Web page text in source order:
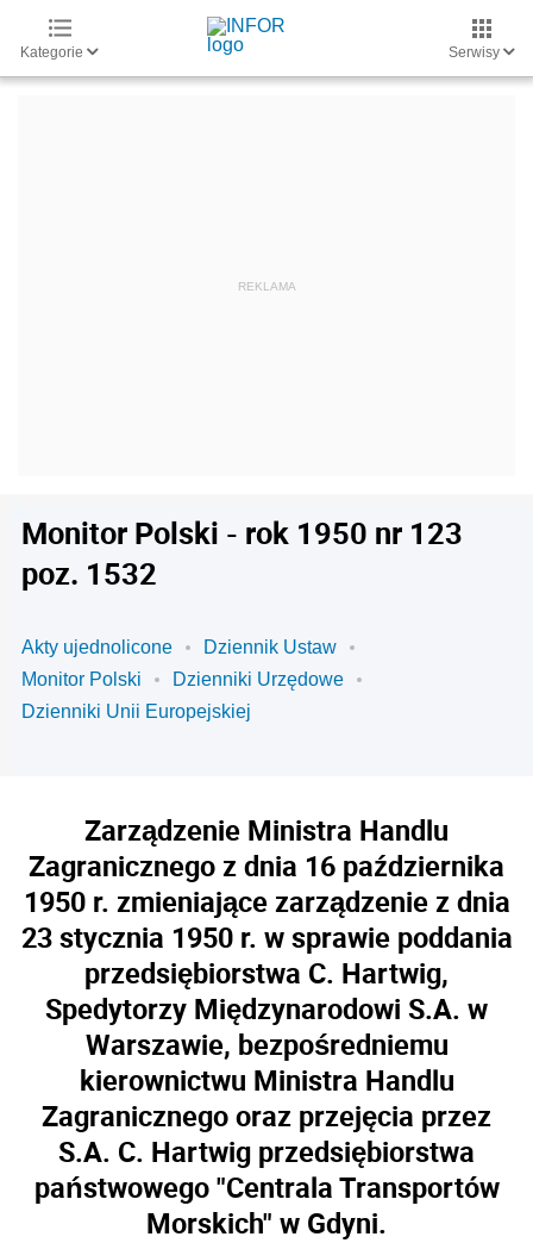
Kategorie Serwisy
Monitor Polski - rok 1950 nr 123
poz. 1532
Akty ujednolicone
Dziennik Ustaw
Monitor Polski
Dzienniki Urzędowe
Dzienniki Unii Europejskiej
Zarządzenie Ministra Handlu
Zagranicznego z dnia 16 października
1950 r. zmieniające zarządzenie z dnia
23 stycznia 1950 r. w sprawie poddania
przedsiębiorstwa C. Hartwig,
Spedytorzy Międzynarodowi S.A. w
Warszawie, bezpośredniemu
kierownictwu Ministra Handlu
Zagranicznego oraz przejęcia przez
S.A. C. Hartwig przedsiębiorstwa
państwowego "Centrala Transportów
Morskich" w Gdyni.